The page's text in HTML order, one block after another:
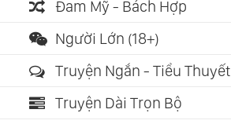
Đam Mỹ - Bách Hợp
Người Lớn (18+)
Truyện Ngắn - Tiểu Thuyết
Truyện Dài Trọn Bộ